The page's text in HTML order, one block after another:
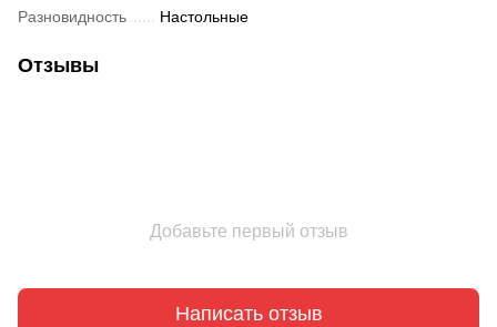
Разновидность Настольные
Отзывы
Добавьте первый отзыв
Написать отзыв